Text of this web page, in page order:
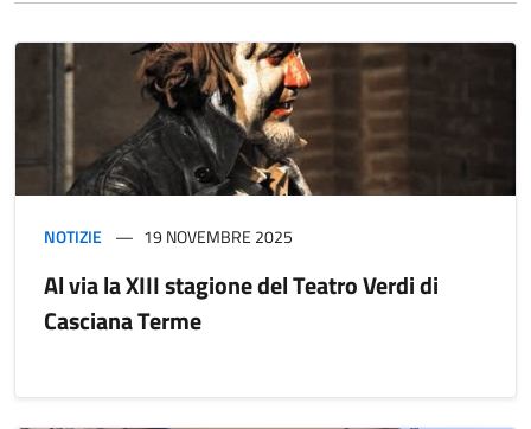
NOTIZIE 19 NOVEMBRE 2025
Al via la XIII stagione del Teatro Verdi di
Casciana Terme